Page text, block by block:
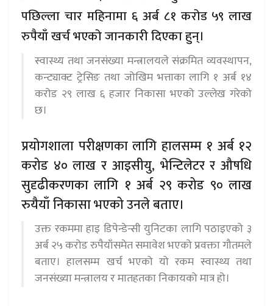
पछिल्ला चार महिनामा ६ अर्ब ८१ करोड ५९ लाख
रुपैयाँ खर्च भएको जानकारी दिएका हुन्।
स्वास्थ्य तथा जनसंख्या मन्त्रालयले संक्रमित व्यवस्थापन,
कन्ट्याक्ट ट्रेसिङ तथा जोखिम भत्ताका लागि १ अर्ब १४
करोड २९ लाख ६ हजार निकासा भएको उल्लेख गरेको
छ।
प्रयोगशाला परीक्षणका लागि हालसम्म १ अर्ब १२
करोड ४० लाख र आइसीयु, भेन्टिलेटर र औषधि
सुदृढीकरणका लागि १ अर्ब २९ करोड ९० लाख
रुयैयाँ निकासा भएको उनले बताए।
उक्त रकममा हाइ डिपेन्डेन्सी युनिटका लागि पठाइएको ३
अर्ब २५ करोड रुपैयाँसमेत समावेश भएको प्रवक्ता गौतमले
बताए। हालसम्म खर्च भएको यो रकम स्वास्थ्य तथा
जनसंख्या मन्त्रालय र मातहतका निकायको मात्र हो।